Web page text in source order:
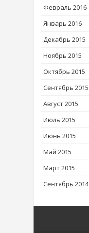
Февраль 2016
Январь 2016
Декабрь 2015
Ноябрь 2015
Октябрь 2015
Сентябрь 2015
Август 2015
Июль 2015
Июнь 2015
Май 2015
Март 2015
Сентябрь 2014